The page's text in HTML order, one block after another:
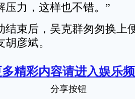
压力，这样也不错。”
束后，吴克群匆匆换上
彦斌。
多精彩内容请进入娱乐
分享按钮